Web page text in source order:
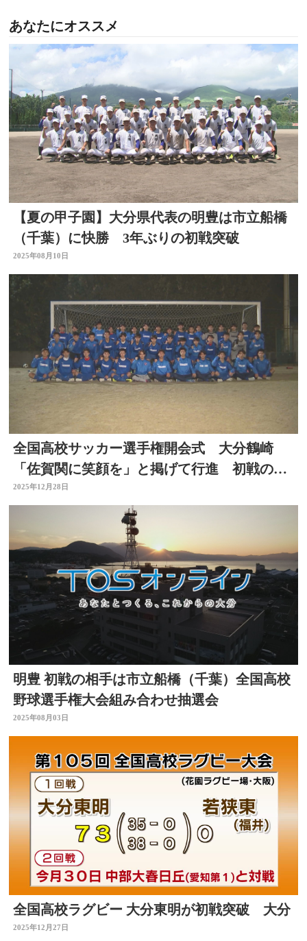
あなたにオススメ
【夏の甲子園】大分県代表の明豊は市立船橋
（千葉）に快勝 3年ぶりの初戦突破
2025年08月10日
全国高校サッカー選手権開会式 大分鶴崎
「佐賀関に笑顔を」と掲げて行進 初戦の29
日 山形明正と対戦
2025年12月28日
明豊 初戦の相手は市立船橋（千葉）全国高校
野球選手権大会組み合わせ抽選会
2025年08月03日
全国高校ラグビー 大分東明が初戦突破 大分
2025年12月27日